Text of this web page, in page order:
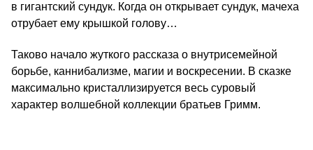
в гигантский сундук. Когда он открывает сундук, мачеха
отрубает ему крышкой голову…
Таково начало жуткого рассказа о внутрисемейной
борьбе, каннибализме, магии и воскресении. В сказке
максимально кристаллизируется весь суровый
характер волшебной коллекции братьев Гримм.